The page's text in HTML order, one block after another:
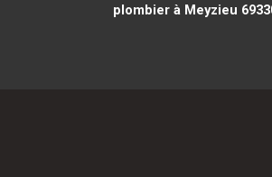
plombier à Meyzieu